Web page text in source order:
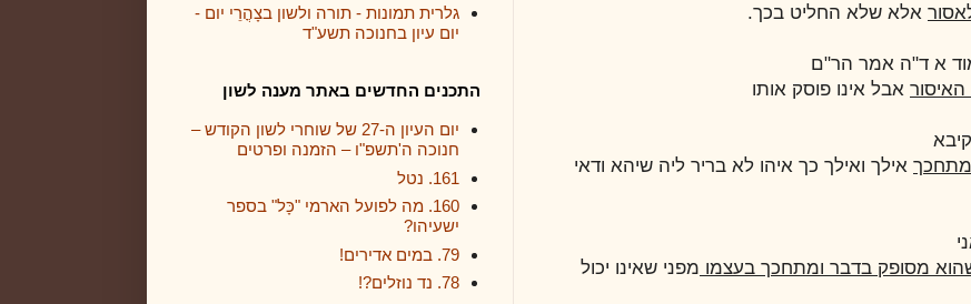
אלא שלא החליט בכך.
א ד"ה אמר הר"ם
אבל אינו פוסק אותו
אילך ואילך כך איהו לא בריר ליה שיהא ודאי
מסופק בדבר ומתחכך בעצמו מפני שאינו יכול
גלרית תמונות - תורה ולשון בצָהֳרֵי יום -
יום עיון בחנוכה תשע"ד
התכנים החדשים באתר מענה לשון
יום העיון ה-27 של שוחרי לשון הקודש –
חנוכה ה'תשפ"ו – הזמנה ופרטים
161. נטל
160. מה לפועל הארמי "כָּל" בספר
ישעיהו?
79. במים אדירים!
78. נד נוזלים?!